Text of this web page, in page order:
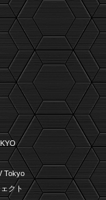
Tokyo
クト